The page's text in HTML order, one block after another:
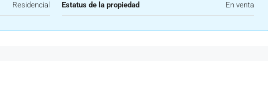
Residencial Estatus de la propiedad En venta